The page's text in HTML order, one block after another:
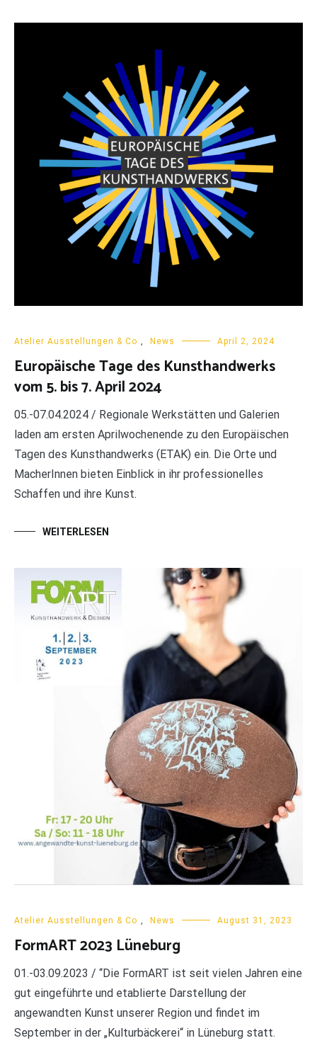
Atelier Ausstellungen & Co News April 2, 2024
Europäische Tage des Kunsthandwerks
vom 5. bis 7. April 2024
05.-07.04.2024 / Regionale Werkstätten und Galerien
laden am ersten Aprilwochenende zu den Europäischen
Tagen des Kunsthandwerks (ETAK) ein. Die Orte und
MacherInnen bieten Einblick in ihr professionelles
Schaffen und ihre Kunst.
WEITERLESEN
Atelier Ausstellungen & Co , News August 31, 2023
FormART 2023 Lüneburg
01.-03.09.2023 / “Die FormART ist seit vielen Jahren eine
gut eingeführte und etablierte Darstellung der
angewandten Kunst unserer Region und findet im
September in der „Kulturbäckerei“ in Lüneburg statt.